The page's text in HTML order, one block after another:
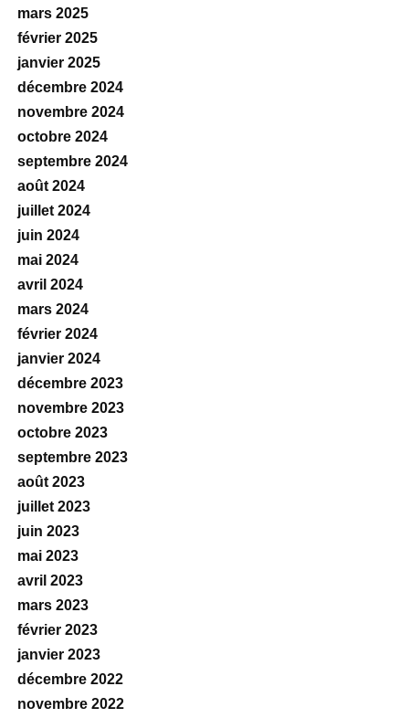
mars 2025
février 2025
janvier 2025
décembre 2024
novembre 2024
octobre 2024
septembre 2024
août 2024
juillet 2024
juin 2024
mai 2024
avril 2024
mars 2024
février 2024
janvier 2024
décembre 2023
novembre 2023
octobre 2023
septembre 2023
août 2023
juillet 2023
juin 2023
mai 2023
avril 2023
mars 2023
février 2023
janvier 2023
décembre 2022
novembre 2022